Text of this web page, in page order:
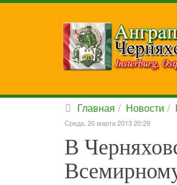
Главная Новости
Среда, 20 марта 2013 20:29
В